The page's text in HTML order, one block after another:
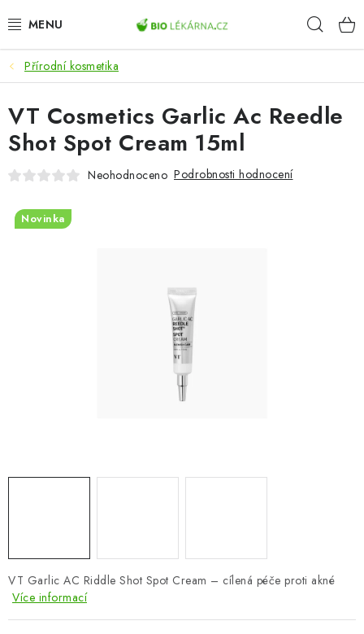
na
AKCE
DOPLŇKY STRAVY
PŘÍRODNÍ KOSMETIKA
Přírodní kosmetika
VT Garlic AC Riddle Shot Spot Cream – cílená péče proti akné
Více informací
VT Cosmetics Garlic Ac Reedle
Shot Spot Cream 15ml
Neohodnoceno Podrobnosti hodnocení
Novinka